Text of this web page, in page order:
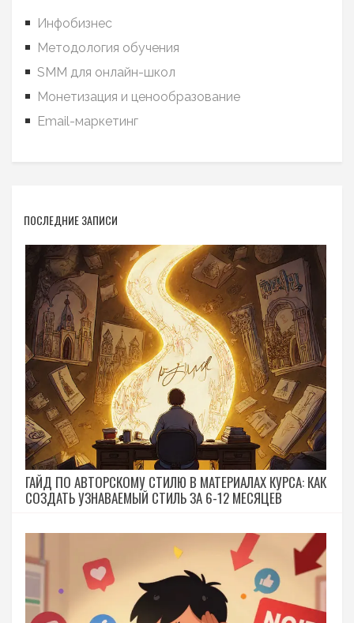
Инфобизнес
Методология обучения
SMM для онлайн-школ
Монетизация и ценообразование
Email-маркетинг
ПОСЛЕДНИЕ ЗАПИСИ
ГАЙД ПО АВТОРСКОМУ СТИЛЮ В МАТЕРИАЛАХ КУРСА: КАК
СОЗДАТЬ УЗНАВАЕМЫЙ СТИЛЬ ЗА 6-12 МЕСЯЦЕВ